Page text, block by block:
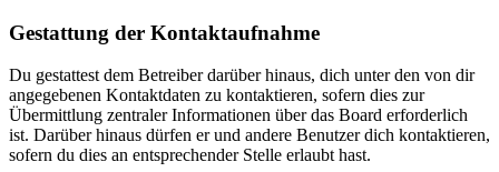
Gestattung der Kontaktaufnahme
Du gestattest dem Betreiber darüber hinaus, dich unter den von dir
angegebenen Kontaktdaten zu kontaktieren, sofern dies zur
Übermittlung zentraler Informationen über das Board erforderlich
ist. Darüber hinaus dürfen er und andere Benutzer dich kontaktieren,
sofern du dies an entsprechender Stelle erlaubt hast.